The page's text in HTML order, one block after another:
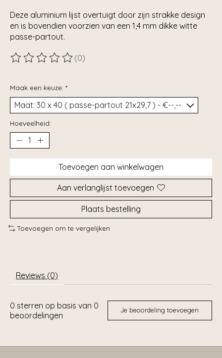
Deze aluminium lijst overtuigt door zijn strakke design
en is bovendien voorzien van een 1,4 mm dikke witte
passe-partout.
De beoordeling van dit product is
(0)
Maak een keuze: *
Hoeveelheid:
Toevoegen aan winkelwagen
Aan verlanglijst toevoegen
Plaats bestelling
Toevoegen om te vergelijken
Reviews (0)
0 sterren op basis van 0
beoordelingen
Je beoordeling toevoegen